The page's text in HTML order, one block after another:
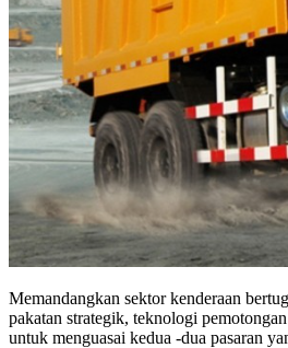
Memandangkan sektor kenderaan
pakatan strategik, teknologi
untuk menguasai kedua -dua pasaran